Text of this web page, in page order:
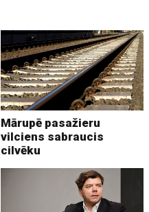
Mārupē pasažieru
vilciens sabraucis
cilvēku